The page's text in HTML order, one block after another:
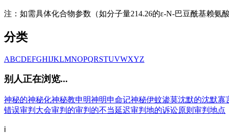
注：如需具体化合物参数（如分子量214.26的ε-N-巴豆酰基赖氨
分类
ABCDEFGHIJKLMNOPQRSTUVWXYZ
别人正在浏览...
神秘的神秘化神秘教申明神明申命记神秘伊蚊渗莫沈默的沈默寡
错误审判大会审判的审判的不当延迟审判地的诉讼原则 审判地点
ℹ️